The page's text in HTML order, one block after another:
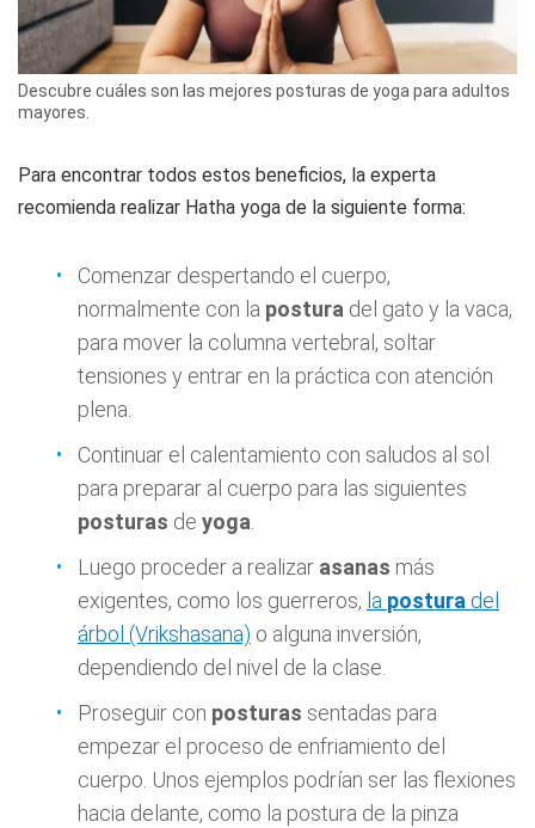
Descubre cuáles son las mejores posturas de yoga para adultos
mayores.
Para encontrar todos estos beneficios, la experta
recomienda realizar Hatha yoga de la siguiente forma:
Comenzar despertando el cuerpo,
normalmente con la postura del gato y la vaca,
para mover la columna vertebral, soltar
tensiones y entrar en la práctica con atención
plena.
Continuar el calentamiento con saludos al sol
para preparar al cuerpo para las siguientes
posturas de yoga.
Luego proceder a realizar asanas más
exigentes, como los guerreros, la postura del
árbol (Vrikshasana) o alguna inversión,
dependiendo del nivel de la clase.
Proseguir con posturas sentadas para
empezar el proceso de enfriamiento del
cuerpo. Unos ejemplos podrían ser las flexiones
hacia delante, como la postura de la pinza